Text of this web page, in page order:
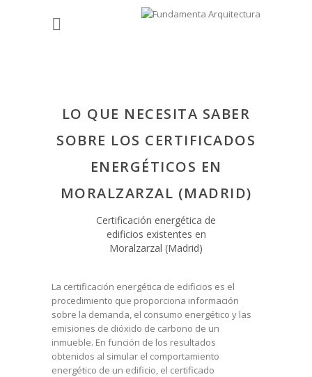
LO QUE NECESITA SABER
SOBRE LOS CERTIFICADOS
ENERGÉTICOS EN
MORALZARZAL (MADRID)
Certificación energética de
edificios existentes en
Moralzarzal (Madrid)
La certificación energética de edificios es el
procedimiento que proporciona información
sobre la demanda, el consumo energético y las
emisiones de dióxido de carbono de un
inmueble. En función de los resultados
obtenidos al simular el comportamiento
energético de un edificio, el certificado